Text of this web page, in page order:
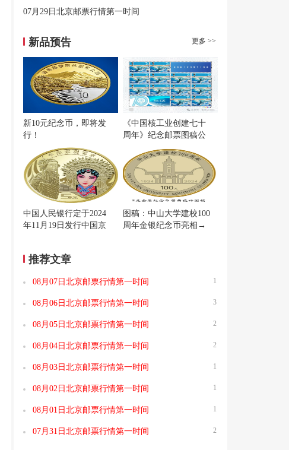
07月29日北京邮票行情第一时间
新品预告 更多 >>
新10元纪念币，即将发
行！
《中国核工业创建七十
周年》纪念邮票图稿公
中国人民银行定于2024
年11月19日发行中国京
图稿：中山大学建校100
周年金银纪念币亮相→
推荐文章
08月07日北京邮票行情第一时间 1
08月06日北京邮票行情第一时间 3
08月05日北京邮票行情第一时间 2
08月04日北京邮票行情第一时间 2
08月03日北京邮票行情第一时间 1
08月02日北京邮票行情第一时间 1
08月01日北京邮票行情第一时间 1
07月31日北京邮票行情第一时间 2